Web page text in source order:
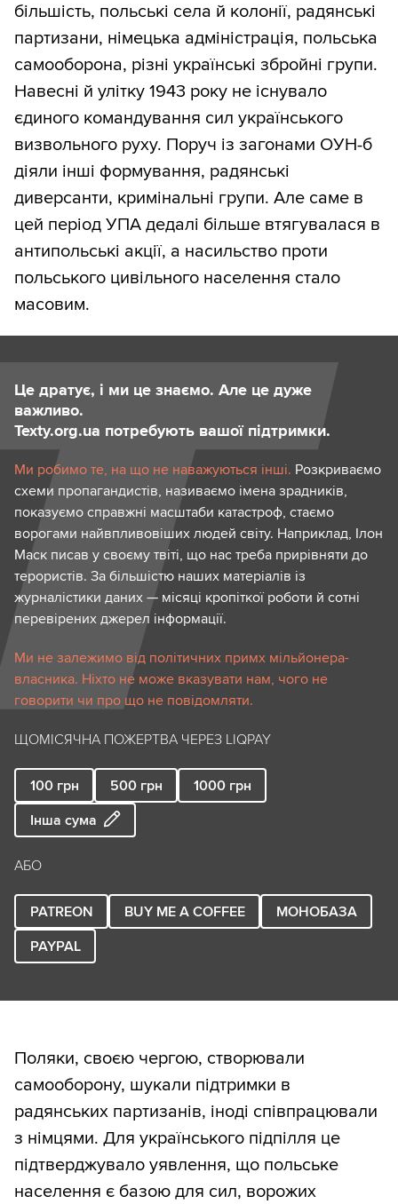
більшість, польські села й колонії, радянські
партизани, німецька адміністрація, польська
самооборона, різні українські збройні групи.
Навесні й улітку 1943 року не існувало
єдиного командування сил українського
визвольного руху. Поруч із загонами ОУН-б
діяли інші формування, радянські
диверсанти, кримінальні групи. Але саме в
цей період УПА дедалі більше втягувалася в
антипольські акції, а насильство проти
польського цивільного населення стало
масовим.
Це дратує, і ми це знаємо. Але це дуже
важливо.
Texty.org.ua потребують вашої підтримки.
Ми робимо те, на що не наважуються інші. Розкриваємо
схеми пропагандистів, називаємо імена зрадників,
показуємо справжні масштаби катастроф, стаємо
ворогами найвпливовіших людей світу. Наприклад, Ілон
Маск писав у своєму твіті, що нас треба прирівняти до
терористів. За більшістю наших матеріалів із
журналістики даних — місяці кропіткої роботи й сотні
перевірених джерел інформації.
Ми не залежимо від політичних примх мільйонера-
власника. Ніхто не може вказувати нам, чого не
говорити чи про що не повідомляти.
ЩОМІСЯЧНА ПОЖЕРТВА ЧЕРЕЗ LIQPAY
100 грн 500 грн 1000 грн
Інша сума
АБО
PATREON BUY ME A COFFEE
МОНОБАЗА
PAYPAL
Поляки, своєю чергою, створювали
самооборону, шукали підтримки в
радянських партизанів, іноді співпрацювали
з німцями. Для українського підпілля це
підтверджувало уявлення, що польське
населення є базою для сил, ворожих